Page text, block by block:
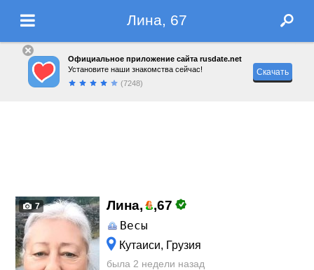
Лина, 67
Официальное приложение сайта rusdate.net
Установите наши знакомства сейчас!
(7248)
Скачать
7 Лина, ,67
Весы
Кутаиси, Грузия
была 2 недели назад